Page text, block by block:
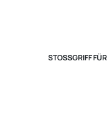
STOSSGRIFF